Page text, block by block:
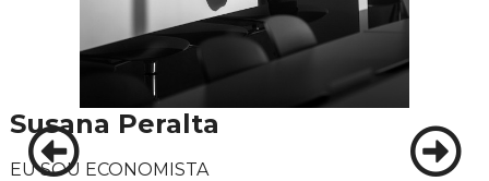
Susana Peralta
EU SOU ECONOMISTA